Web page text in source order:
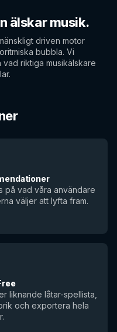
älskar musik.
driven motor
bubbla. Vi
riktiga musikälskare
på vad våra användare
väljer att lyfta fram.
liknande låtar-spellista,
och exportera hela